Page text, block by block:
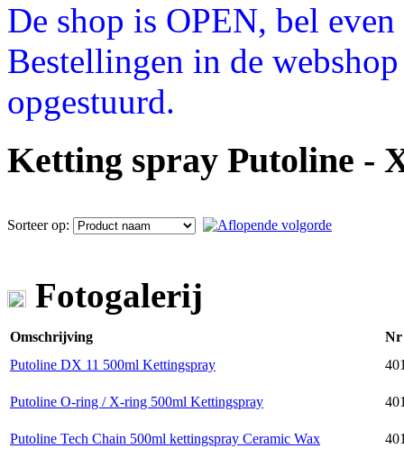
De shop is OPEN, bel
Bestellingen in de
opgestuurd.
Ketting spray Putoline -
Sorteer op:
Fotogalerij
Omschrijving
Nr
Putoline DX 11 500ml Kettingspray
Putoline O-ring / X-ring 500ml Kettingspray
Putoline Tech Chain 500ml kettingspray Ceramic Wax